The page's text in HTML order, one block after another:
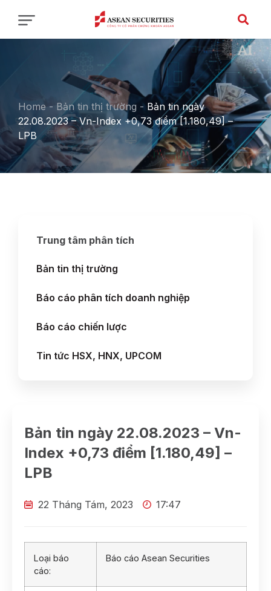
Home - Bản tin thị trường - Bản tin ngày
22.08.2023 – Vn-Index +0,73 điểm [1.180,49] –
LPB
Trung tâm phân tích
Bản tin thị trường
Báo cáo phân tích doanh nghiệp
Báo cáo chiến lược
Tin tức HSX, HNX, UPCOM
Bản tin ngày 22.08.2023 – Vn-
Index +0,73 điểm [1.180,49] –
LPB
22 Tháng Tám, 2023 17:47
Loại báo
cáo:
Báo cáo Asean Securities